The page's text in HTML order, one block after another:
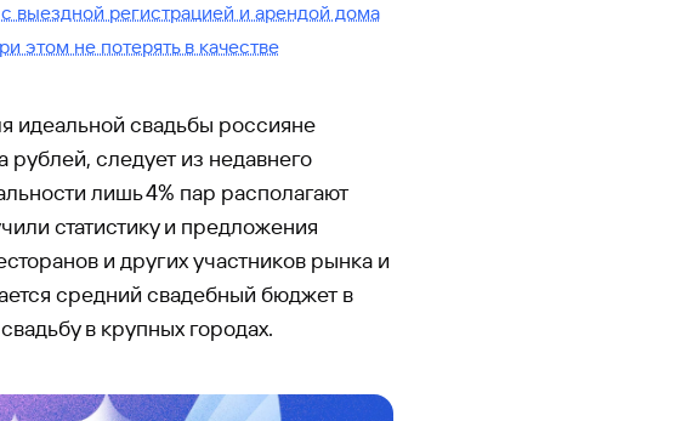
выездной регистрацией и арендой дома
этом не потерять в качестве
свадьбы россияне
рублей, следует из недавнего
лишь 4% пар располагают
статистику и предложения
и других участников рынка и
средний свадебный бюджет в
в крупных городах.